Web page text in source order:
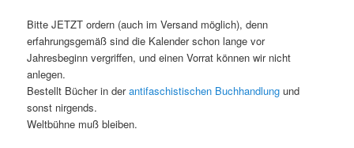
Bitte JETZT ordern (auch im Versand möglich), denn
erfahrungsgemäß sind die Kalender schon lange vor
Jahresbeginn vergriffen, und einen Vorrat können wir nicht
anlegen.
Bestellt Bücher in derantifaschistischen Buchhandlung und
sonst nirgends.
Weltbühne muß bleiben.